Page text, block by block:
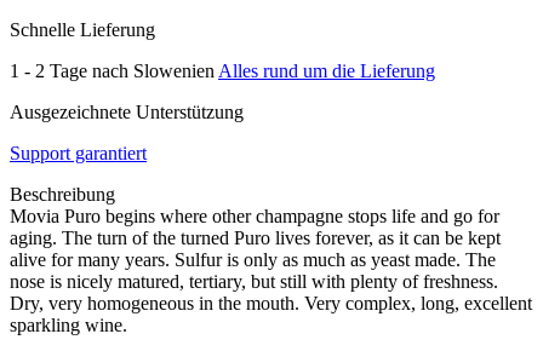
Schnelle Lieferung
1 - 2 Tage nach Slowenien Alles rund um die Lieferung
Ausgezeichnete Unterstützung
Support garantiert
Beschreibung
Movia Puro begins where other champagne stops life and go for
aging. The turn of the turned Puro lives forever, as it can be kept
alive for many years. Sulfur is only as much as yeast made. The
nose is nicely matured, tertiary, but still with plenty of freshness.
Dry, very homogeneous in the mouth. Very complex, long, excellent
sparkling wine.